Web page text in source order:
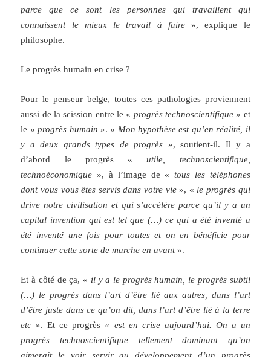
parce que ce sont les personnes qui travaillent qui
connaissent le mieux le travail à faire», explique le
philosophe.
Le progrès humain en crise ?
Pour le penseur belge, toutes ces pathologies proviennent
aussi de la scission entre le « progrès technoscientifique» et
le «progrès humain ». « Mon hypothèse est qu’en réalité, il
y a deux grands types de progrès », soutient-il. Il y a
d’abord le progrès «utile, technoscientifique,
technoéconomique », à l’image de «tous les téléphones
dont vous vous êtes servis dans votre vie», « le progrès qui
drive notre civilisation et qui s’accélère parce qu’il y a un
capital invention qui est tel que (…) ce qui a été inventé a
été inventé une fois pour toutes et on en bénéficie pour
continuer cette sorte de marche en avant».
Et à côté de ça, « il y a le progrès humain, le progrès subtil
(…) le progrès dans l’art d’être lié aux autres, dans l’art
d’être juste dans ce qu’on dit, dans l’art d’être lié à la terre
etc ». Et ce progrès « est en crise aujourd’hui. On a un
progrès technoscientifique tellement dominant qu’on